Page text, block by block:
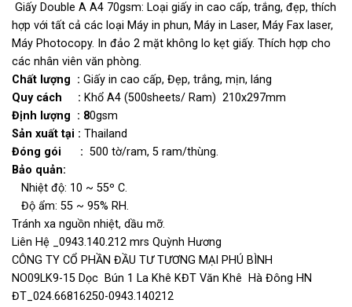
Giấy Double A A4 70gsm: Loại giấy in cao cấp, trắng, đẹp, thích
hợp với tất cả các loại Máy in phun, Máy in Laser, Máy Fax laser,
Máy Photocopy. In đảo 2 mặt không lo kẹt giấy. Thích hợp cho
các nhân viên văn phòng.
Chất lượng : Giấy in cao cấp, Đẹp, trắng, mịn, láng
Quy cách : Khổ A4 (500sheets/ Ram) 210x297mm
Định lượng : 80gsm
Sản xuất tại : Thailand
Đóng gói : 500 tờ/ram, 5 ram/thùng.
Bảo quản:
Nhiệt độ: 10 ~ 55º C.
Độ ẩm: 55 ~ 95% RH.
Tránh xa nguồn nhiệt, dầu mỡ.
Liên Hệ _0943.140.212 mrs Quỳnh Hương
CÔNG TY CỔ PHẦN ĐẦU TƯ TƯƠNG MẠI PHÚ BÌNH
NO09LK9-15 Dọc Bún 1 La Khê KĐT Văn Khê Hà Đông HN
ĐT_024.66816250-0943.140212